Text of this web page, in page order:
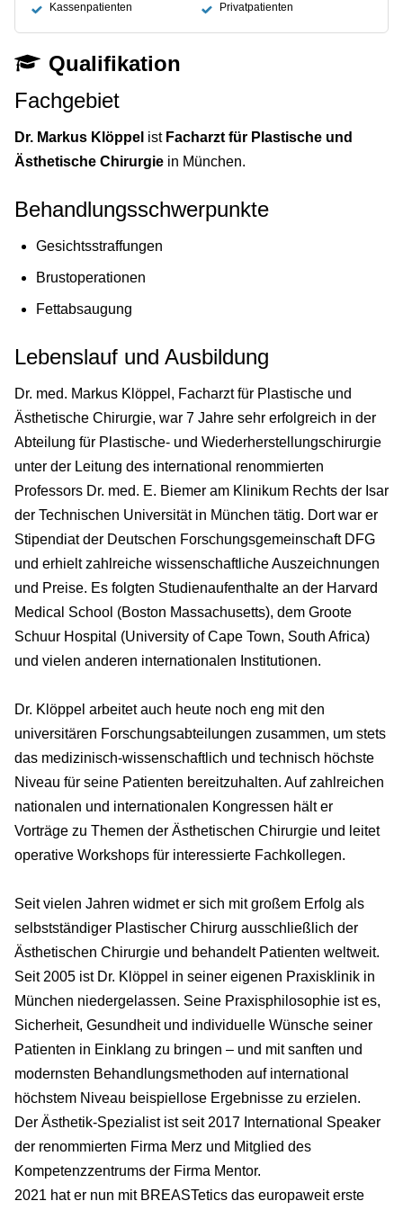
Kassenpatienten Privatpatienten
Qualifikation
Fachgebiet
Dr. Markus Klöppel ist Facharzt für Plastische und
Ästhetische Chirurgie in München.
Behandlungsschwerpunkte
Gesichtsstraffungen
Brustoperationen
Fettabsaugung
Lebenslauf und Ausbildung
Dr. med. Markus Klöppel, Facharzt für Plastische und
Ästhetische Chirurgie, war 7 Jahre sehr erfolgreich in der
Abteilung für Plastische- und Wiederherstellungschirurgie
unter der Leitung des international renommierten
Professors Dr. med. E. Biemer am Klinikum Rechts der Isar
der Technischen Universität in München tätig. Dort war er
Stipendiat der Deutschen Forschungsgemeinschaft DFG
und erhielt zahlreiche wissenschaftliche Auszeichnungen
und Preise. Es folgten Studienaufenthalte an der Harvard
Medical School (Boston Massachusetts), dem Groote
Schuur Hospital (University of Cape Town, South Africa)
und vielen anderen internationalen Institutionen.
Dr. Klöppel arbeitet auch heute noch eng mit den
universitären Forschungsabteilungen zusammen, um stets
das medizinisch-wissenschaftlich und technisch höchste
Niveau für seine Patienten bereitzuhalten. Auf zahlreichen
nationalen und internationalen Kongressen hält er
Vorträge zu Themen der Ästhetischen Chirurgie und leitet
operative Workshops für interessierte Fachkollegen.
Seit vielen Jahren widmet er sich mit großem Erfolg als
selbstständiger Plastischer Chirurg ausschließlich der
Ästhetischen Chirurgie und behandelt Patienten weltweit.
Seit 2005 ist Dr. Klöppel in seiner eigenen Praxisklinik in
München niedergelassen. Seine Praxisphilosophie ist es,
Sicherheit, Gesundheit und individuelle Wünsche seiner
Patienten in Einklang zu bringen – und mit sanften und
modernsten Behandlungsmethoden auf international
höchstem Niveau beispiellose Ergebnisse zu erzielen.
Der Ästhetik-Spezialist ist seit 2017 International Speaker
der renommierten Firma Merz und Mitglied des
Kompetenzzentrums der Firma Mentor.
2021 hat er nun mit BREASTetics das europaweit erste